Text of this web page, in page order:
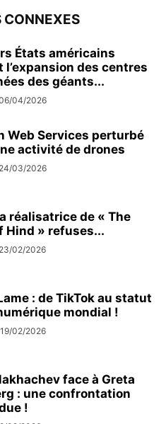
CONNEXES
États américains
l’expansion des centres
des géants...
04/2026
Web Services perturbé
activité de drones
24/03/2026
réalisatrice de « The
Hind » refuses...
23/02/2026
: de TikTok au statut
mondial !
19/02/2026
face à Greta
: une confrontation
!